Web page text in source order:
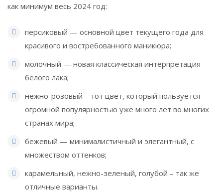
как минимум весь 2024 год:
персиковый — основной цвет текущего года для
красивого и востребованного маникюра;
молочный — новая классическая интерпретация
белого лака;
нежно-розовый – тот цвет, который пользуется
огромной популярностью уже много лет во многих
странах мира;
бежевый — минималистичный и элегантный, с
множеством оттенков;
карамельный, нежно-зеленый, голубой – так же
отличные варианты.